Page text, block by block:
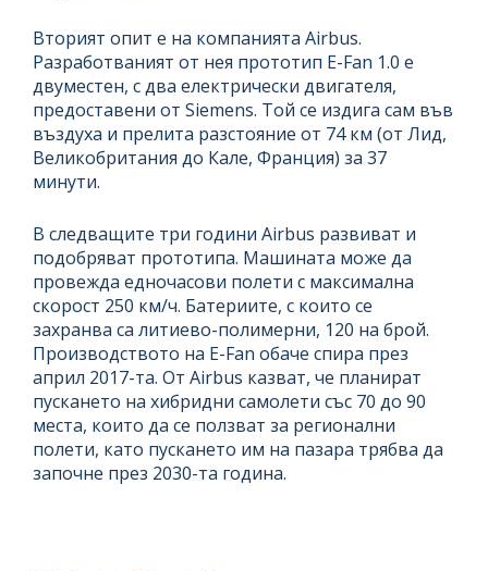
Вторият опит е на компанията Airbus.
Разработваният от нея прототип E-Fan 1.0 е
двуместен, с два електрически двигателя,
предоставени от Siemens. Той се издига сам във
въздуха и прелита разстояние от 74 км (от Лид,
Великобритания до Кале, Франция) за 37
минути.
В следващите три години Airbus развиват и
подобряват прототипа. Машината може да
провежда едночасови полети с максимална
скорост 250 км/ч. Батериите, с които се
захранва са литиево-полимерни, 120 на брой.
Производството на E-Fan обаче спира през
април 2017-та. От Airbus казват, че планират
пускането на хибридни самолети със 70 до 90
места, които да се ползват за регионални
полети, като пускането им на пазара трябва да
започне през 2030-та година.